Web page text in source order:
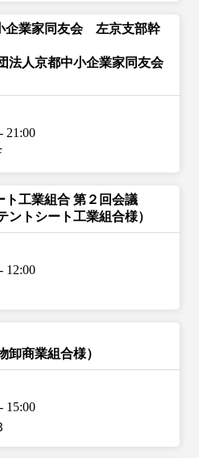
企業家同友会 左京支部幹
法人京都中小企業家同友会
- 21:00
ト工業組合 第２回会議
ントシート工業組合様）
- 12:00
卸商業組合様）
- 15:00